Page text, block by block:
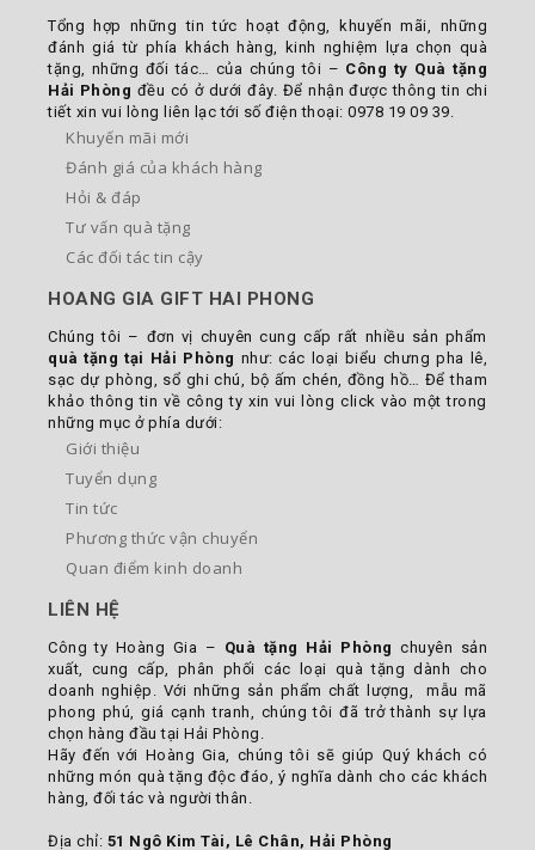
Tổng hợp những tin tức hoạt động, khuyến mãi, những
đánh giá từ phía khách hàng, kinh nghiệm lựa chọn quà
tặng, những đối tác… của chúng tôi – Công ty Quà tặng
Hải Phòng đều có ở dưới đây. Để nhận được thông tin chi
tiết xin vui lòng liên lạc tới số điện thoại: 0978 19 09 39.
Khuyến mãi mới
Đánh giá của khách hàng
Hỏi & đáp
Tư vấn quà tặng
Các đối tác tin cậy
HOANG GIA GIFT HAI PHONG
Chúng tôi – đơn vị chuyên cung cấp rất nhiều sản phẩm
quà tặng tại Hải Phòng như: các loại biểu chưng pha lê,
sạc dự phòng, sổ ghi chú, bộ ấm chén, đồng hồ… Để tham
khảo thông tin về công ty xin vui lòng click vào một trong
những mục ở phía dưới:
Giới thiệu
Tuyển dụng
Tin tức
Phương thức vận chuyển
Quan điểm kinh doanh
LIÊN HỆ
Công ty Hoàng Gia – Quà tặng Hải Phòng chuyên sản
xuất, cung cấp, phân phối các loại quà tặng dành cho
doanh nghiệp. Với những sản phẩm chất lượng, mẫu mã
phong phú, giá cạnh tranh, chúng tôi đã trở thành sự lựa
chọn hàng đầu tại Hải Phòng.
Hãy đến với Hoàng Gia, chúng tôi sẽ giúp Quý khách có
những món quà tặng độc đáo, ý nghĩa dành cho các khách
hàng, đối tác và người thân.
Địa chỉ: 51 Ngô Kim Tài, Lê Chân, Hải Phòng